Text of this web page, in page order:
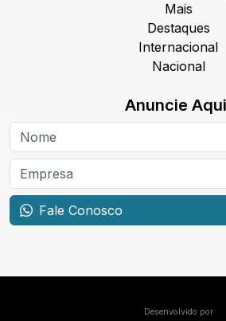
Mais
Destaques
Internacional
Nacional
Anuncie
Fale Conosco
Desenvolvido por